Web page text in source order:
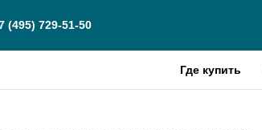
(495) 729-51-50
Где купить